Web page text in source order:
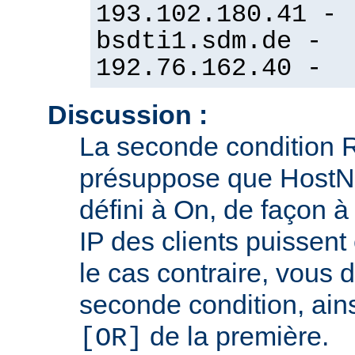
193.102.180.41 -
bsdti1.sdm.de -
192.76.162.40 -
Discussion :
La seconde condition
présuppose que
défini à On, de façon
IP des clients
le cas contraire, vous
seconde condition,
[OR]
de la première.